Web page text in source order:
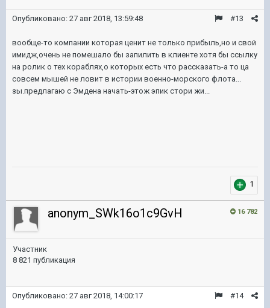
#13
Опубликовано: 27 авг 2018, 13:59:48
вообще-то компании которая ценит не только прибыль,но и свой
имидж,очень не помешало бы запилить в клиенте хотя бы ссылку
на ролик о тех кораблях,о которых есть что рассказать-а то ца
совсем мышей не ловит в истории военно-морского флота...
зы.предлагаю с Эмдена начать-этож эпик стори жи...
1
16 782
anonym_SWk16o1c9GvH
Участник
8 821 публикация
#14
Опубликовано: 27 авг 2018, 14:00:17